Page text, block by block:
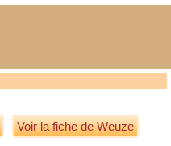
Voir la fiche de Weuze